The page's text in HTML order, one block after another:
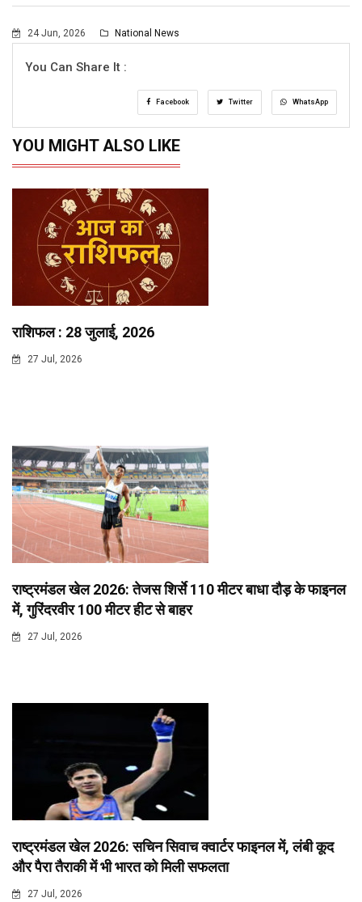
24 Jun, 2026 National News
You Can Share It :
Facebook Twitter WhatsApp
YOU MIGHT ALSO LIKE
राशिफल : 28 जुलाई, 2026
27 Jul, 2026
राष्ट्रमंडल खेल 2026: तेजस शिर्से 110 मीटर बाधा दौड़ के फाइनल
में, गुरिंदरवीर 100 मीटर हीट से बाहर
27 Jul, 2026
राष्ट्रमंडल खेल 2026: सचिन सिवाच क्वार्टर फाइनल में, लंबी कूद
और पैरा तैराकी में भी भारत को मिली सफलता
27 Jul, 2026